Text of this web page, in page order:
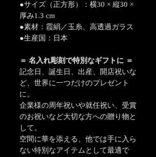
●サイズ（正方形）：横30 × 縦30 ×
厚み1.3 cm
●素材：霞絹／玉糸、高透過ガラス
●生産国：日本
＝ 名入れ彫刻で特別なギフトに ＝
記念日、誕生日、出産、開店祝いな
ど、世界に一つだけのプレゼント
に。
企業様の周年祝いや就任祝い、受賞
のお祝いなど大切な方への贈り物と
して。
空間に華を添える、他では手に入ら
ない特別なアイテムとして最適で